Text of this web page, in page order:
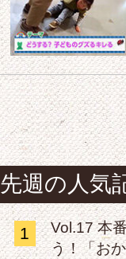
先週の人気
1
Vol.17 本
う！「お